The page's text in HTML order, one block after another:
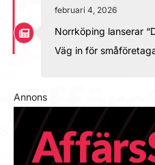
februari 4, 2026
Norrköping lanserar
Väg in för
Annons